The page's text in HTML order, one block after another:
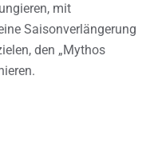
mit
Saisonverlängerung
den „Mythos